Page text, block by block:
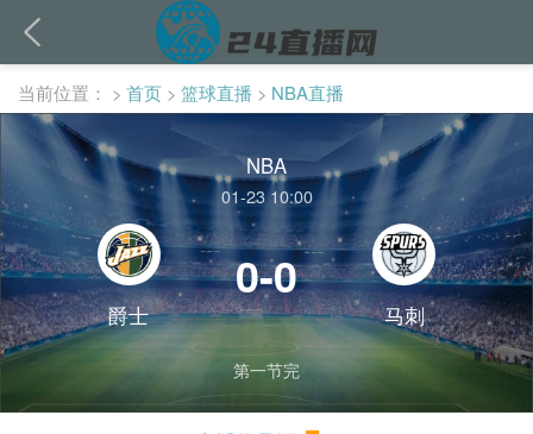
当前位置： > 首页 > 篮球直播 > NBA直播
NBA
01-23 10:00
爵士
0-0
马刺
第一节完